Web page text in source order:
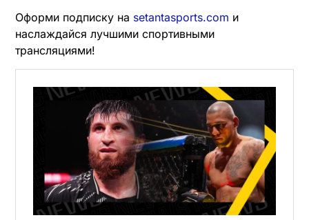
Оформи подписку на setantasports.com и
наслаждайся лучшими спортивными
трансляциями!